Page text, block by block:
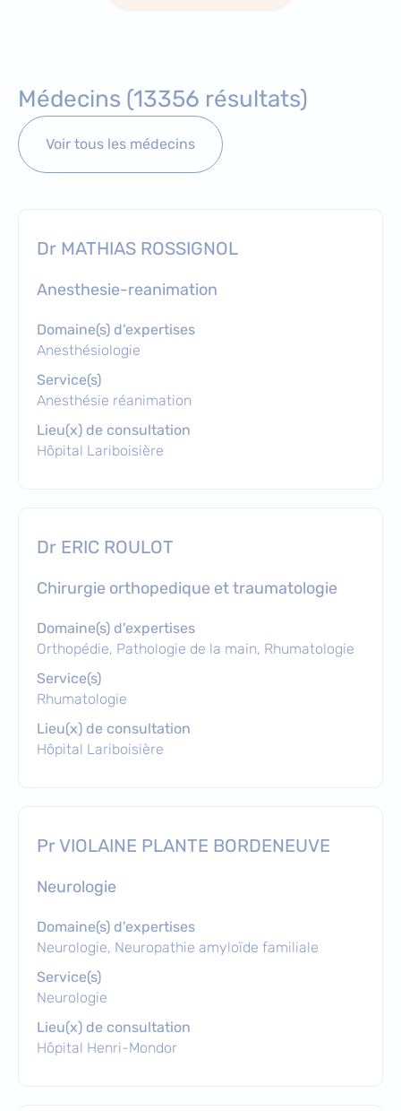
Médecins (13356 résultats)
Voir tous les médecins
Dr MATHIAS ROSSIGNOL
anesthesie-reanimation
Domaine(s) d'expertises
Anesthésiologie
Service(s)
Anesthésie réanimation
Lieu(x) de consultation
Hôpital Lariboisière
Dr ERIC ROULOT
chirurgie orthopedique et traumatologie
Domaine(s) d'expertises
Orthopédie, Pathologie de la main, Rhumatologie
Service(s)
Rhumatologie
Lieu(x) de consultation
Hôpital Lariboisière
Pr VIOLAINE PLANTE BORDENEUVE
neurologie
Domaine(s) d'expertises
Neurologie, Neuropathie amyloïde familiale
Service(s)
Neurologie
Lieu(x) de consultation
Hôpital Henri-Mondor